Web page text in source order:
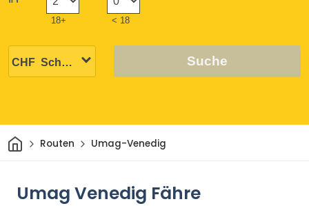
18+ < 18
Suche
HeimRouten Umag-Venedig
Umag Venedig Fähre